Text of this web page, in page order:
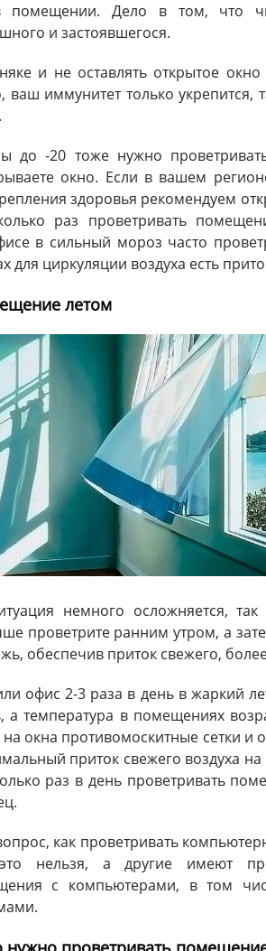
помещении. Дело в том, что
и застоявшегося.
и не оставлять открытое окно
иммунитет только укрепится,
до -20 тоже нужно
окно. Если в вашем
здоровья рекомендуем
раз проветривать
в сильный мороз часто
для циркуляции воздуха есть
летом
немного осложняется,
проветрите ранним утром, а
обеспечив приток свежего,
офис 2-3 раза в день в жаркий
а температура в помещениях
окна противомоскитные сетки и
приток свежего воздуха
раз в день проветривать
как проветривать
нельзя, а другие имеют
с компьютерами, в том